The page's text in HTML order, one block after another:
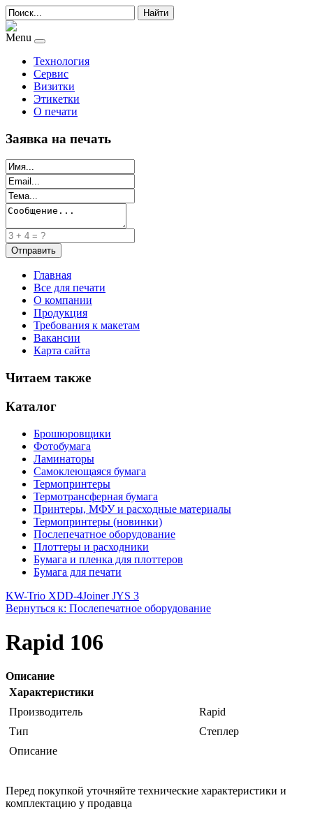
Найти
Menu
Технология
Сервис
Визитки
Этикетки
О печати
Заявка на печать
Главная
Все для печати
О компании
Продукция
Требования к макетам
Вакансии
Карта сайта
Читаем также
Каталог
Брошюровщики
Фотобумага
Ламинаторы
Самоклеющаяся бумага
Термопринтеры
Термотрансферная бумага
Принтеры, МФУ и расходные материалы
Термопринтеры (новинки)
Послепечатное оборудование
Плоттеры и расходники
Бумага и пленка для плоттеров
Бумага для печати
KW-Trio XDD-4Joiner JYS 3
Вернуться к: Послепечатное оборудование
Rapid 106
Описание
Характеристики
Производитель
Rapid
Тип
Степлер
Описание
Перед покупкой уточняйте технические характеристики и
комплектацию у продавца